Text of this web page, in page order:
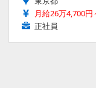
月給26万4,700円
正社員